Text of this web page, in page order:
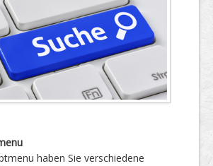
haben Sie verschiedene